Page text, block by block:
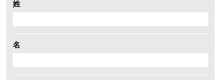
姓
名